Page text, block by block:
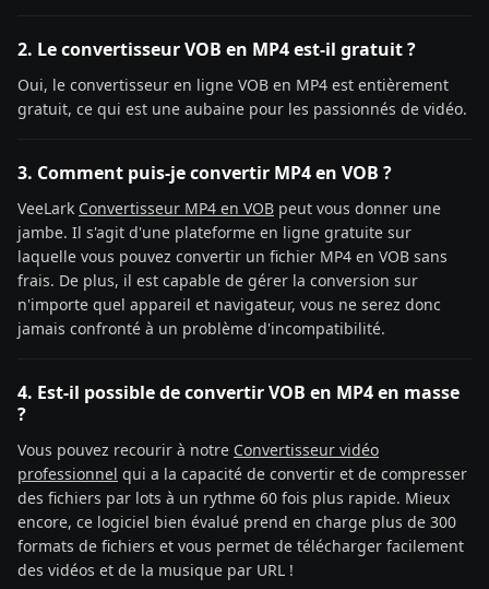
2. Le convertisseur VOB en MP4 est-il gratuit ?
Oui, le convertisseur en ligne VOB en MP4 est entièrement
gratuit, ce qui est une aubaine pour les passionnés de vidéo.
3. Comment puis-je convertir MP4 en VOB ?
VeeLark Convertisseur MP4 en VOB peut vous donner une
jambe. Il s'agit d'une plateforme en ligne gratuite sur
laquelle vous pouvez convertir un fichier MP4 en VOB sans
frais. De plus, il est capable de gérer la conversion sur
n'importe quel appareil et navigateur, vous ne serez donc
jamais confronté à un problème d'incompatibilité.
4. Est-il possible de convertir VOB en MP4 en masse
?
Vous pouvez recourir à notre Convertisseur vidéo
professionnel qui a la capacité de convertir et de compresser
des fichiers par lots à un rythme 60 fois plus rapide. Mieux
encore, ce logiciel bien évalué prend en charge plus de 300
formats de fichiers et vous permet de télécharger facilement
des vidéos et de la musique par URL !